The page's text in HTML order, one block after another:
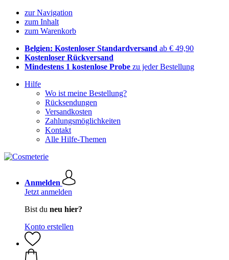
zur Navigation
zum Inhalt
zum Warenkorb
Belgien: Kostenloser Standardversand ab € 49,90
Kostenloser Rückversand
Mindestens 1 kostenlose Probe zu jeder Bestellung
Hilfe
Wo ist meine Bestellung?
Rücksendungen
Versandkosten
Zahlungsmöglichkeiten
Kontakt
Alle Hilfe-Themen
Anmelden
Jetzt anmelden
Bist du neu hier?
Konto erstellen